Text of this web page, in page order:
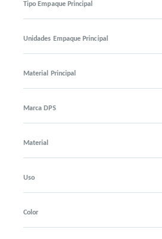
Tipo Empaque Principal
Unidades Empaque Principal
Material Principal
Marca DPS
Material
Uso
Color